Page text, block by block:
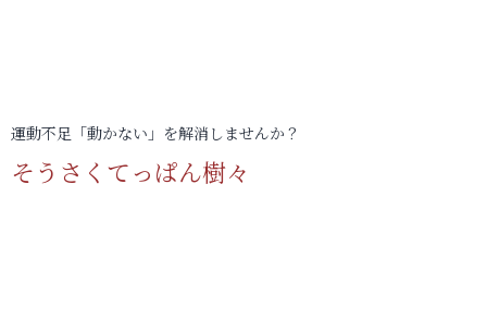
運動不足「動かない」を解消しませんか？
そうさくてっぱん樹々